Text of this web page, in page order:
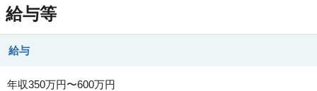
給与等
給与
年収350万円〜600万円